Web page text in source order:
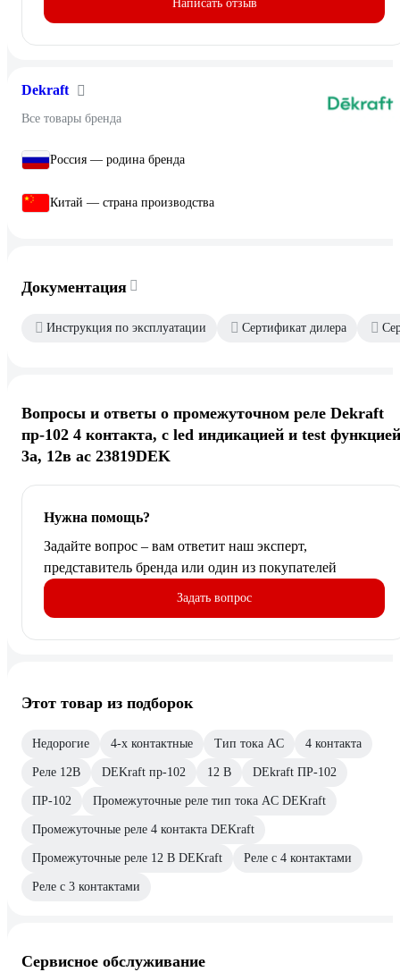
Написать отзыв
Dekraft
Все товары бренда
Россия — родина бренда
Китай — страна производства
Документация
Инструкция по эксплуатации Сертификат дилера
Вопросы и ответы о промежуточном реле Dekraft
пр-102 4 контакта, с led индикацией и test
3а, 12в ac 23819DEK
Нужна помощь?
Задайте вопрос – вам ответит наш эксперт,
представитель бренда или один из покупателей
Задать вопрос
Этот товар из подборок
Недорогие 4-х контактные Тип тока AC 4 контакта
Реле 12В DEKraft пр-102 12 В DEkraft ПР-102
ПР-102 Промежуточные реле тип тока AC DEKraft
Промежуточные реле 4 контакта DEKraft
Промежуточные реле 12 В DEKraft Реле с 4 контактами
Реле с 3 контактами
Сервисное обслуживание